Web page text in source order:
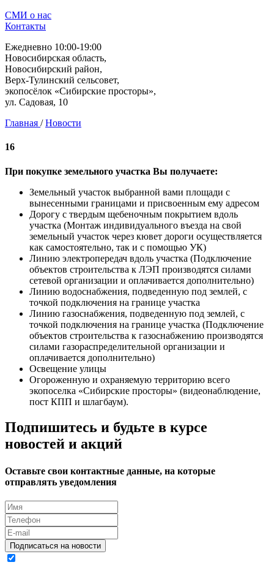
СМИ о нас
Контакты
Ежедневно 10:00-19:00
Новосибирская область,
Новосибирский район,
Верх-Тулинский сельсовет,
экопосёлок «Сибирские просторы»,
ул. Садовая, 10
Главная / Новости
16
При покупке земельного участка Вы получаете:
Земельный участок выбранной вами площади с
вынесенными границами и присвоенным ему адресом
Дорогу с твердым щебеночным покрытием вдоль
участка (Монтаж индивидуального въезда на свой
земельный участок через кювет дороги осуществляется
как самостоятельно, так и с помощью УК)
Линию электропередач вдоль участка (Подключение
объектов строительства к ЛЭП производятся силами
сетевой организации и оплачивается дополнительно)
Линию водоснабжения, подведенную под землей, с
точкой подключения на границе участка
Линию газоснабжения, подведенную под землей, с
точкой подключения на границе участка (Подключение
объектов строительства к газоснабжению производятся
силами газораспределительной организации и
оплачивается дополнительно)
Освещение улицы
Огороженную и охраняемую территорию всего
экопоселка «Сибирские просторы» (видеонаблюдение,
пост КПП и шлагбаум).
Подпишитесь и будьте в курсе
новостей и акций
Оставьте свои контактные данные, на которые
отправлять уведомления
Подписаться на новости